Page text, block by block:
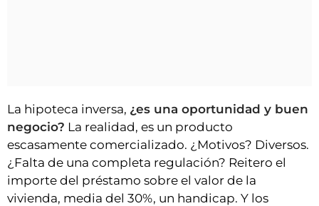
La hipoteca inversa, ¿es una oportunidad y buen
negocio? La realidad, es un producto
escasamente comercializado. ¿Motivos? Diversos.
¿Falta de una completa regulación? Reitero el
importe del préstamo sobre el valor de la
vivienda, media del 30%, un handicap. Y los